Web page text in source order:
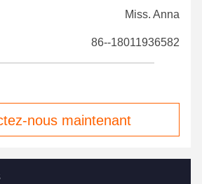
Miss. Anna
86--18011936582
nous maintenant